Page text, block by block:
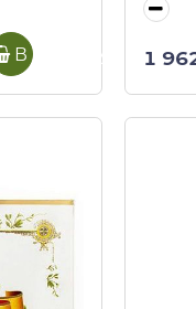
В корзину 1